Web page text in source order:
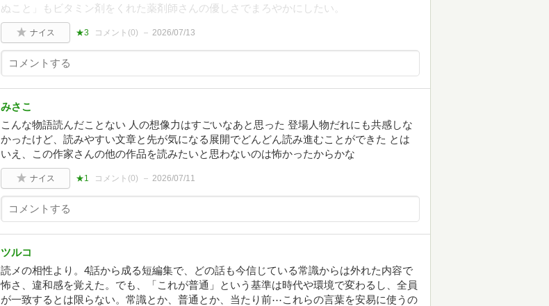
ぬこと」もビタミン剤をくれた薬剤師さんの優しさでまろやかにしたい。
ナイス ★3 コメント(0) 2026/07/13
みさこ
こんな物語読んだことない 人の想像力はすごいなあと思った 登場人物だれにも共感しな
かったけど、読みやすい文章と先が気になる展開でどんどん読み進むことができた とは
いえ、この作家さんの他の作品を読みたいと思わないのは怖かったからかな
ナイス ★1 コメント(0) 2026/07/11
ツルコ
読メの相性より。4話から成る短編集で、どの話も今信じている常識からは外れた内容で
怖さ、違和感を覚えた。でも、「これが普通」という基準は時代や環境で変わるし、全員
が一致するとは限らない。常識とか、普通とか、当たり前⋯これらの言葉を安易に使うの